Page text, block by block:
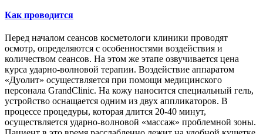
Как проводится
Перед началом сеансов косметологи клиники проводят
осмотр, определяются с особенностями воздействия и
количеством сеансов. На этом же этапе озвучивается цена
курса ударно-волновой терапии. Воздействие аппаратом
«Дуолит» осуществляется при помощи медицинского
персонала GrandClinic. На кожу наносится специальный гель,
устройство оснащается одним из двух аппликаторов. В
процессе процедуры, которая длится 20-40 минут,
осуществляется ударно-волновой «массаж» проблемной зоны.